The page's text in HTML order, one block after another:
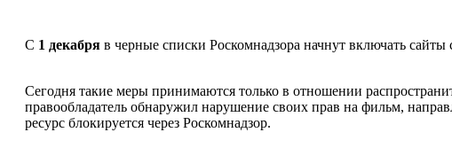
С 1 декабря в черные списки Роскомнадзора начнут включать
Сегодня такие меры принимаются только в отношении
правообладатель обнаружил нарушение своих прав на фильм,
ресурс блокируется через Роскомнадзор.